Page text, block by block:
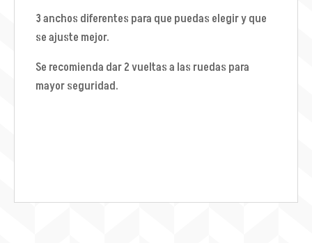
3 anchos diferentes para que puedas elegir y que
se ajuste mejor.
Se recomienda dar 2 vueltas a las ruedas para
mayor seguridad.